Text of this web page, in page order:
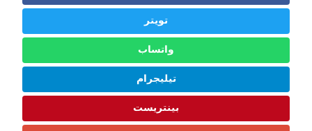
تويتر
واتساب
تيليجرام
بينتريست